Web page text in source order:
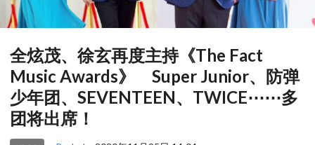
全炫茂、徐玄再度主持《The Fact
Music Awards》 Super Junior、防弹
少年团、SEVENTEEN、TWICE⋯⋯多
团将出席！